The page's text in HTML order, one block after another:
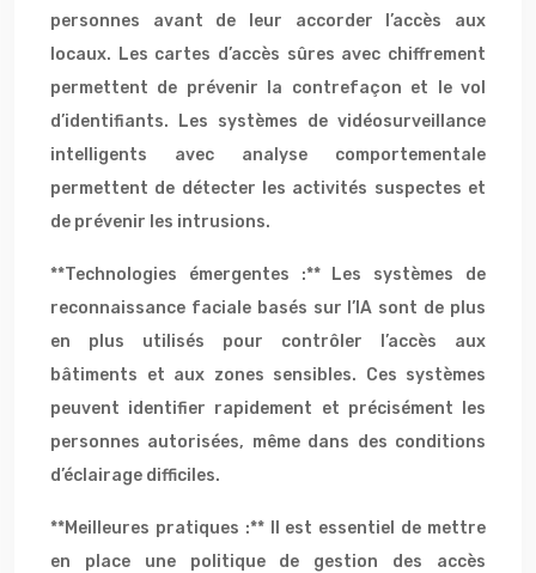
personnes avant de leur accorder l’accès aux
locaux. Les cartes d’accès sûres avec chiffrement
permettent de prévenir la contrefaçon et le vol
d’identifiants. Les systèmes de vidéosurveillance
intelligents avec analyse comportementale
permettent de détecter les activités suspectes et
de prévenir les intrusions.
**Technologies émergentes :** Les systèmes de
reconnaissance faciale basés sur l’IA sont de plus
en plus utilisés pour contrôler l’accès aux
bâtiments et aux zones sensibles. Ces systèmes
peuvent identifier rapidement et précisément les
personnes autorisées, même dans des conditions
d’éclairage difficiles.
**Meilleures pratiques :** Il est essentiel de mettre
en place une politique de gestion des accès